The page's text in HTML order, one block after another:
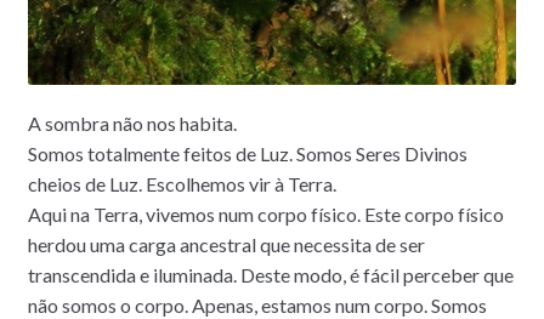
A sombra não nos habita.
Somos totalmente feitos de Luz. Somos Seres Divinos
cheios de Luz. Escolhemos vir à Terra.
Aqui na Terra, vivemos num corpo físico. Este corpo físico
herdou uma carga ancestral que necessita de ser
transcendida e iluminada. Deste modo, é fácil perceber que
não somos o corpo. Apenas, estamos num corpo. Somos